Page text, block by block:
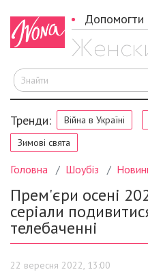
Допомогти
Тренди: Війна в Україні
Зимові свята
Головна Шоубіз
Прем'єри осені
серіали
телебаченні
22 вересня 2022, 13:00